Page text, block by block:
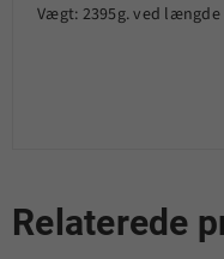
Vægt: 2395g. ved længde
Relaterede